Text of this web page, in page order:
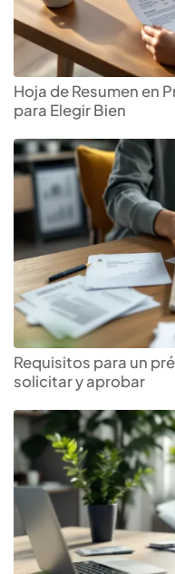
Hoja de Resumen en
para Elegir Bien
Requisitos para un
solicitar y aprobar